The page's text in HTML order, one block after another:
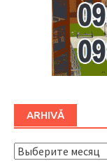
ARHIVĂ
ARHIVĂ